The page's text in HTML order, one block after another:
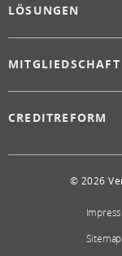
LÖSUNGEN
MITGLIEDSCHAFT
CREDITREFORM
© 2026
Sitemap